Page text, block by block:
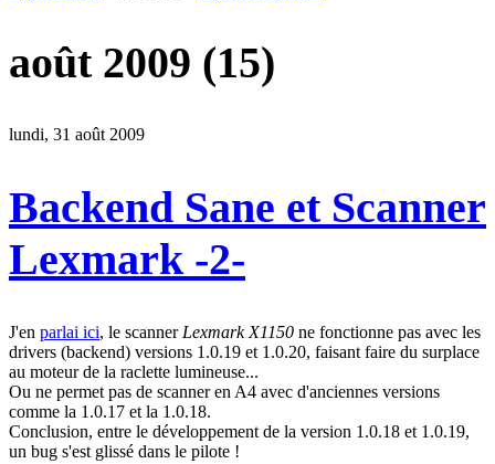
août 2009 (15)
lundi, 31 août 2009
Backend Sane et Scanner
Lexmark -2-
J'en parlai ici, le scanner Lexmark X1150 ne fonctionne pas avec les
drivers (backend) versions 1.0.19 et 1.0.20, faisant faire du surplace
au moteur de la raclette lumineuse...
Ou ne permet pas de scanner en A4 avec d'anciennes versions
comme la 1.0.17 et la 1.0.18.
Conclusion, entre le développement de la version 1.0.18 et 1.0.19,
un bug s'est glissé dans le pilote !